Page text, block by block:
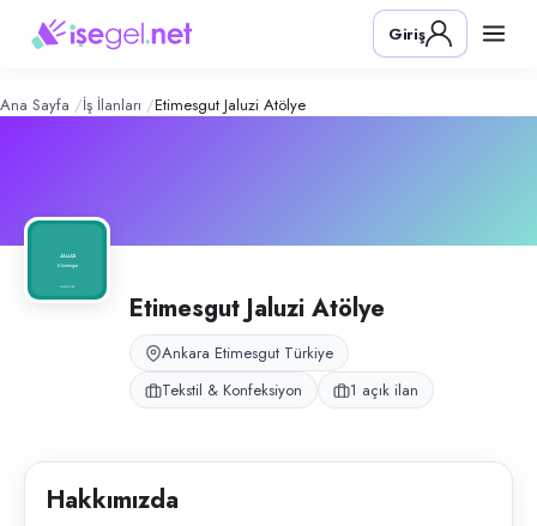
Jaluzi Atölye – Şirket
Konum:
Etimesgut Jaluzi Atölye, Ankara Etimesgut’ta jaluzi perde imalatı
Giriş
Ana Sayfa İş İlanları Etimesgut Jaluzi Atölye
Etimesgut Jaluzi Atölye
Ankara Etimesgut Türkiye
Tekstil & Konfeksiyon
1 açık ilan
Hakkımızda